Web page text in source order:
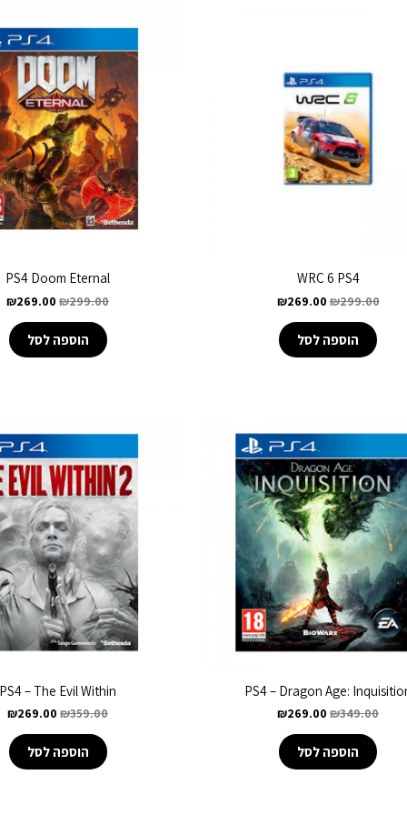
WRC 6 PS4
₪299.00
₪269.00
הוספה לסל
PS4 Doom Eternal
₪299.00
₪269.00
הוספה לסל
PS4 – Dragon Age:
₪349.00
₪269.00
הוספה לסל
PS4 – The Evil Within
₪359.00
₪269.00
הוספה לסל